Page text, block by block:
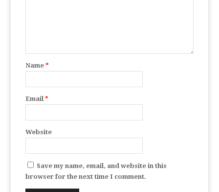
Name*
Email*
Website
Save my name, email, and website in this
browser for the next time I comment.